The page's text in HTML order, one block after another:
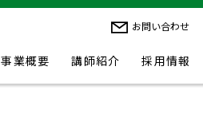
事業概要 講師紹介 採用情報
お問い合わせ